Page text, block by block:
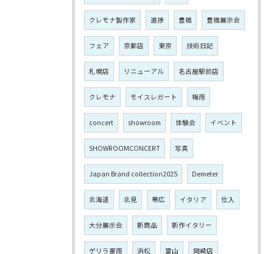
クレモナ製作家 進捗 豊橋 豊橋展示会
フェア 京都店 東京 技術日記
札幌店 リニューアル 名古屋駅前店
クレモナ モイスレガート 梅雨
concert showroom 体験会 イベント
SHOWROOMCONCERT 写真
Japan Brand collection2025 Demeter
北海道 北見 帯広 イタリア 仕入
大分展示会 新商品 新作イタリー
ゲリラ豪雨 浜松 富山 岡崎店